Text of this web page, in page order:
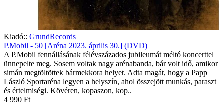
Kiadó:: GrundRecords
P.Mobil - 50 [Aréna 2023. április 30.] (DVD)
A P.Mobil fennállásának félévszázados jubileumát méltó koncerttel
ünnepelte meg. Sosem voltak nagy arénabanda, bár volt idő, amikor
simán megtöltöttek bármekkora helyet. Adta magát, hogy a Papp
László Sportaréna legyen a helyszín, ahol összejött munkás, paraszt
és értelmiségi. Kövéren, kopaszon, kop..
4 990 Ft